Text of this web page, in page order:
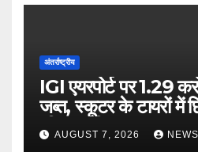
अंतर्राष्ट्रीय
IGI एयरपोर्ट पर 1.29
जब्त, स्कूटर के टायरों में
थी तस्करी
AUGUST 7, 2026